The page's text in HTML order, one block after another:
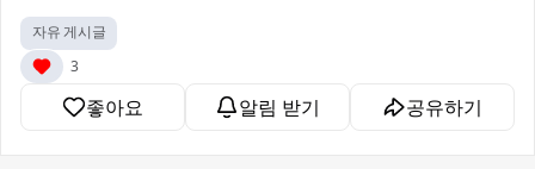
자유 게시글
3
좋아요 알림 받기 공유하기